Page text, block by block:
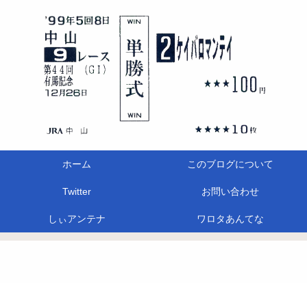
ホーム このブログについて
Twitter お問い合わせ
しぃアンテナ ワロタあんてな